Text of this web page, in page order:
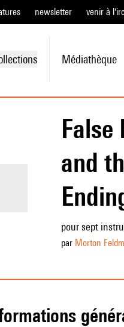
newsletter venir à
Médiathèque
False
and
pour sept
par Morton